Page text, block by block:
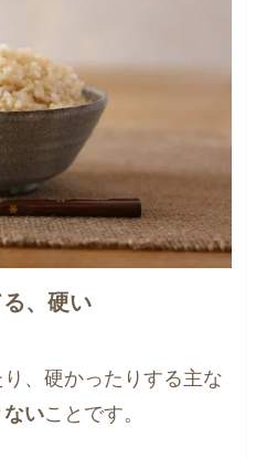
、硬い
、硬かったりする主な
ないことです。